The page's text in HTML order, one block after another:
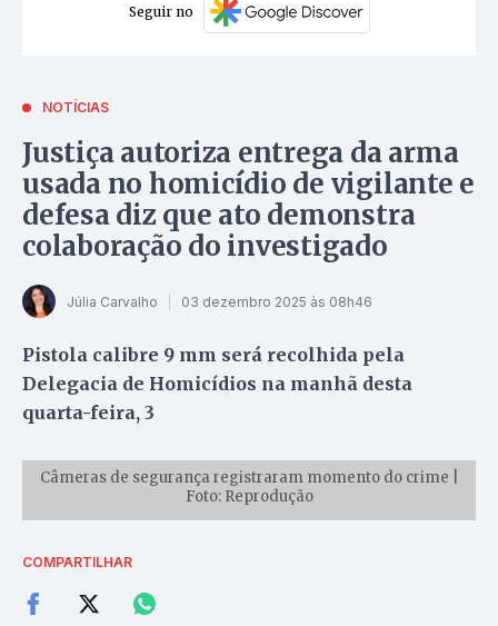
Seguir no
NOTÍCIAS
Justiça autoriza entrega da arma
usada no homicídio de vigilante e
defesa diz que ato demonstra
colaboração do investigado
Júlia Carvalho 03 dezembro 2025 às 08h46
Pistola calibre 9 mm será recolhida pela
Delegacia de Homicídios na manhã desta
quarta-feira, 3
Câmeras de segurança registraram momento do crime |
Foto: Reprodução
COMPARTILHAR